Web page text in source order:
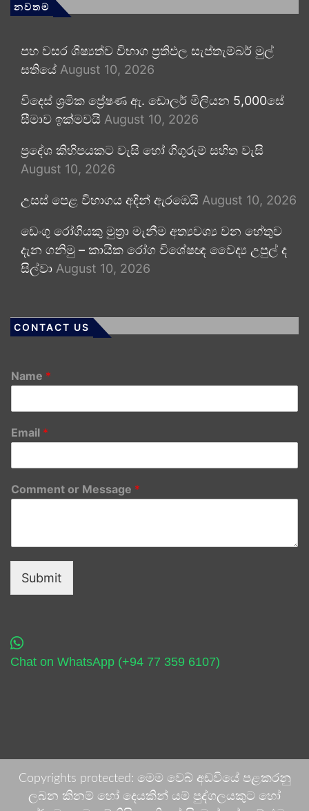
නවතම
පහ වසර ශිෂ්‍යත්ව විභාග ප්‍රතිඵල සැප්තැම්බර් මුල්
සතියේ August 10, 2026
විදෙස් ශ්‍රමික ප්‍රේෂණ ඇ. ඩොලර් මිලියන 5,000සේ
සීමාව ඉක්මවයි August 10, 2026
ප්‍රදේශ කිහිපයකට වැසි හෝ ගිගුරුම් සහිත වැසි
August 10, 2026
උසස් පෙළ විභාගය අදින් ඇරඹෙයි August 10, 2026
ඩෙංගු රෝගියකු ⁣මුත්‍රා මැනීම අත්‍යවශ්‍ය වන හේතුව
දැන ගනිමු – කායික රෝග විශේෂඥ වෛද්‍ය උපුල් ද
සිල්වා August 10, 2026
CONTACT US
Name *
Email *
Comment or Message *
Submit
Chat on WhatsApp (+94 77 359 6107)
Copyrights protected: මෙම වෙබ් අඩවියේ පළකරනු
ලබන කිනම් හෝ දෙයකින් යම් පුද්ගලයකුට හෝ